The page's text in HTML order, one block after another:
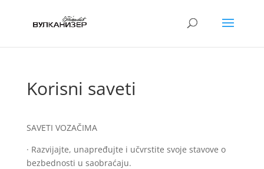
Korisni saveti
SAVETI VOZAČIMA
· Razvijajte, unapređujte i učvrstite svoje stavove o
bezbednosti u saobraćaju.